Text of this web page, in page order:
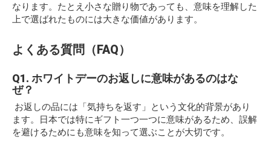
なります。たとえ小さな贈り物であっても、意味を理解した
上で選ばれたものには大きな価値があります。
よくある質問（FAQ）
Q1. ホワイトデーのお返しに意味があるのはな
ぜ？
お返しの品には「気持ちを返す」という文化的背景があり
ます。日本では特にギフト一つ一つに意味があるため、誤解
を避けるためにも意味を知って選ぶことが大切です。